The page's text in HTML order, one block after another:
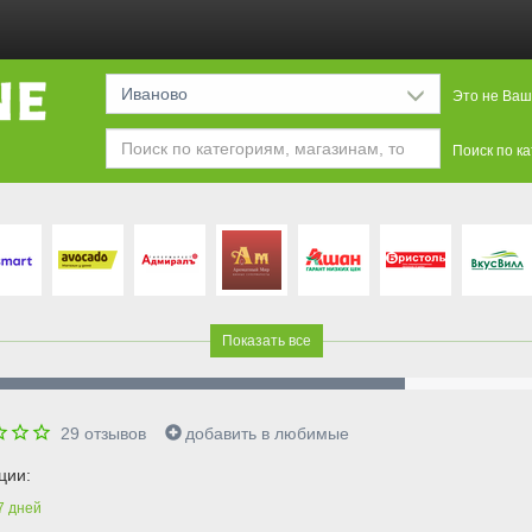
Иваново Это не Ваш
Поиск по
Показать все
29 отзывов добавить в любимые
дней